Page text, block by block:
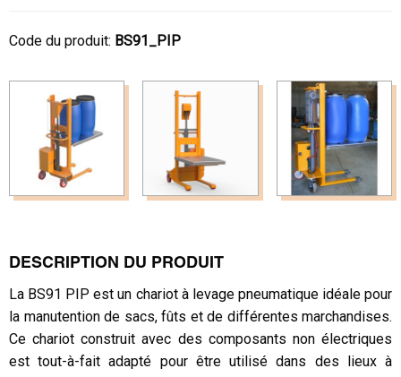
Code du produit: BS91_PIP
DESCRIPTION DU PRODUIT
La BS91 PIP est un chariot à levage pneumatique idéale pour
la manutention de sacs, fûts et de différentes marchandises.
Ce chariot construit avec des composants non électriques
est tout-à-fait adapté pour être utilisé dans des lieux à